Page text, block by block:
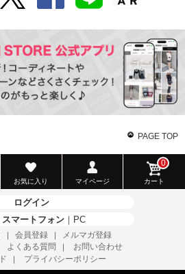
PAGE TOP
お気に入り マイページ カート
0
ログイン
スマートフォン ｜ PC
｜ 会員登録 ｜
メルマガ登録
よくある質問
お問い合わせ
｜ プライバシーポリシー